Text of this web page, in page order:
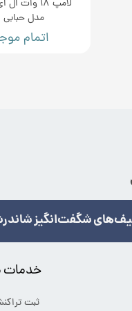
لامپ 18
مدل حبابی E27
اتمام
شگفت‌انگیز
خدمات
ثبت